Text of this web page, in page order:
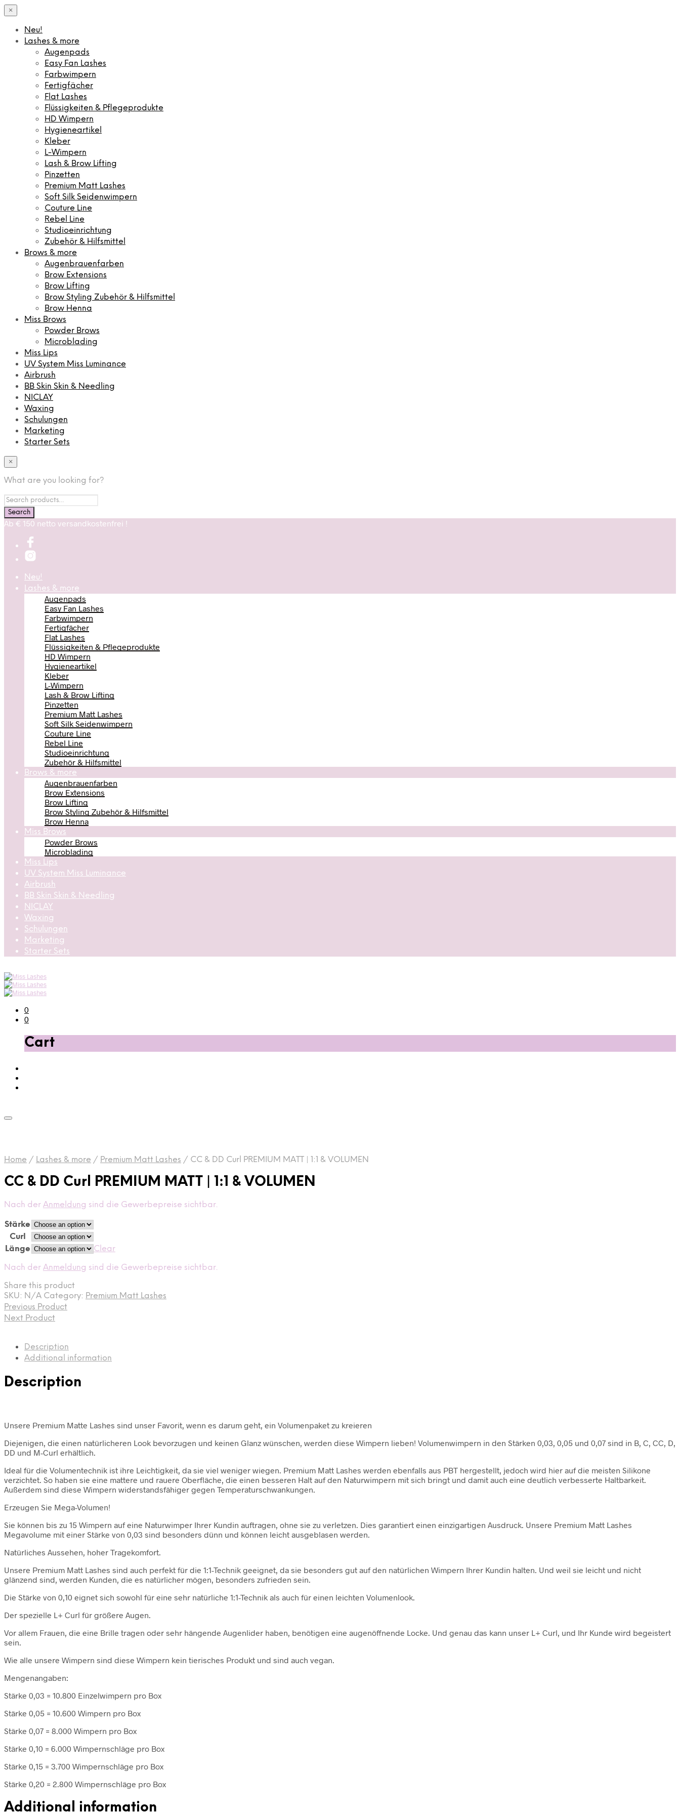
×
Neu!
Lashes & more
Augenpads
Easy Fan Lashes
Farbwimpern
Fertigfächer
Flat Lashes
Flüssigkeiten & Pflegeprodukte
HD Wimpern
Hygieneartikel
Kleber
L-Wimpern
Lash & Brow Lifting
Pinzetten
Premium Matt Lashes
Soft Silk Seidenwimpern
Couture Line
Rebel Line
Studioeinrichtung
Zubehör & Hilfsmittel
Brows & more
Augenbrauenfarben
Brow Extensions
Brow Lifting
Brow Styling Zubehör & Hilfsmittel
Brow Henna
Miss Brows
Powder Brows
Microblading
Miss Lips
UV System Miss Luminance
Airbrush
BB Skin Skin & Needling
NICLAY
Waxing
Schulungen
Marketing
Starter Sets
×
What are you looking for?
Ab € 150 netto versandkostenfrei !
Neu!
Lashes & more
Augenpads
Easy Fan Lashes
Farbwimpern
Fertigfächer
Flat Lashes
Flüssigkeiten & Pflegeprodukte
HD Wimpern
Hygieneartikel
Kleber
L-Wimpern
Lash & Brow Lifting
Pinzetten
Premium Matt Lashes
Soft Silk Seidenwimpern
Couture Line
Rebel Line
Studioeinrichtung
Zubehör & Hilfsmittel
Brows & more
Augenbrauenfarben
Brow Extensions
Brow Lifting
Brow Styling Zubehör & Hilfsmittel
Brow Henna
Miss Brows
Powder Brows
Microblading
Miss Lips
UV System Miss Luminance
Airbrush
BB Skin Skin & Needling
NICLAY
Waxing
Schulungen
Marketing
Starter Sets
0
0
Cart
Home / Lashes & more / Premium Matt Lashes / CC & DD Curl PREMIUM MATT | 1:1 & VOLUMEN
CC & DD Curl PREMIUM MATT | 1:1 & VOLUMEN
Nach der Anmeldung sind die Gewerbepreise sichtbar.
Stärke
Curl
Länge
Clear
Nach der Anmeldung sind die Gewerbepreise sichtbar.
Share this product
SKU: N/A Category: Premium Matt Lashes
Previous Product
Next Product
Description
Additional information
Description
Unsere Premium Matte Lashes sind unser Favorit, wenn es darum geht, ein Volumenpaket zu kreieren
Diejenigen, die einen natürlicheren Look bevorzugen und keinen Glanz wünschen, werden diese Wimpern lieben! Volumenwimpern in den Stärken 0,03, 0,05 und 0,07 sind in B, C, CC, D,
DD und M-Curl erhältlich.
Ideal für die Volumentechnik ist ihre Leichtigkeit, da sie viel weniger wiegen. Premium Matt Lashes werden ebenfalls aus PBT hergestellt, jedoch wird hier auf die meisten Silikone
verzichtet. So haben sie eine mattere und rauere Oberfläche, die einen besseren Halt auf den Naturwimpern mit sich bringt und damit auch eine deutlich verbesserte Haltbarkeit.
Außerdem sind diese Wimpern widerstandsfähiger gegen Temperaturschwankungen.
Erzeugen Sie Mega-Volumen!
Sie können bis zu 15 Wimpern auf eine Naturwimper Ihrer Kundin auftragen, ohne sie zu verletzen. Dies garantiert einen einzigartigen Ausdruck. Unsere Premium Matt Lashes
Megavolume mit einer Stärke von 0,03 sind besonders dünn und können leicht ausgeblasen werden.
Natürliches Aussehen, hoher Tragekomfort.
Unsere Premium Matt Lashes sind auch perfekt für die 1:1-Technik geeignet, da sie besonders gut auf den natürlichen Wimpern Ihrer Kundin halten. Und weil sie leicht und nicht
glänzend sind, werden Kunden, die es natürlicher mögen, besonders zufrieden sein.
Die Stärke von 0,10 eignet sich sowohl für eine sehr natürliche 1:1-Technik als auch für einen leichten Volumenlook.
Der spezielle L+ Curl für größere Augen.
Vor allem Frauen, die eine Brille tragen oder sehr hängende Augenlider haben, benötigen eine augenöffnende Locke. Und genau das kann unser L+ Curl, und Ihr Kunde wird begeistert
sein.
Wie alle unsere Wimpern sind diese Wimpern kein tierisches Produkt und sind auch vegan.
Mengenangaben:
Stärke 0,03 = 10.800 Einzelwimpern pro Box
Stärke 0,05 = 10.600 Wimpern pro Box
Stärke 0,07 = 8.000 Wimpern pro Box
Stärke 0,10 = 6.000 Wimpernschläge pro Box
Stärke 0,15 = 3.700 Wimpernschläge pro Box
Stärke 0,20 = 2.800 Wimpernschläge pro Box
Additional information